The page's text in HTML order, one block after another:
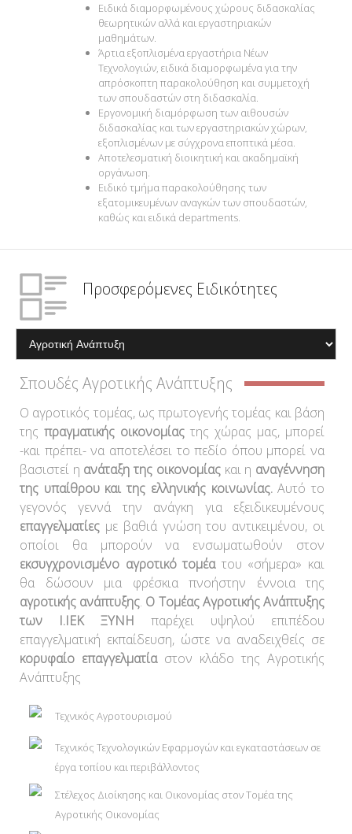
Ειδικά διαμορφωμένους χώρους διδασκαλίας
θεωρητικών αλλά και εργαστηριακών
μαθημάτων.
Άρτια εξοπλισμένα εργαστήρια Νέων
Τεχνολογιών, ειδικά διαμορφωμένα για την
απρόσκοπτη παρακολούθηση και συμμετοχή
των σπουδαστών στη διδασκαλία.
Εργονομική διαμόρφωση των αιθουσών
διδασκαλίας και των εργαστηριακών χώρων,
εξοπλισμένων με σύγχρονα εποπτικά μέσα.
Αποτελεσματική διοικητική και ακαδημαϊκή
οργάνωση.
Ειδικό τμήμα παρακολούθησης των
εξατομικευμένων αναγκών των σπουδαστών,
καθώς και ειδικά departments.
Προσφερόμενες Ειδικότητες
Σπουδές Αγροτικής Ανάπτυξης
Ο αγροτικός τομέας, ως πρωτογενής τομέας και βάση
της πραγματικής οικονομίας της χώρας μας, μπορεί
-και πρέπει- να αποτελέσει το πεδίο όπου μπορεί να
βασιστεί η ανάταξη της οικονομίαςκαι η αναγέννηση
της υπαίθρου και της ελληνικής κοινωνίας.Αυτό το
γεγονός γεννά την ανάγκη για εξειδικευμένους
επαγγελματίες με βαθιά γνώση του αντικειμένου, οι
οποίοι θα μπορούν να ενσωματωθούν στον
εκσυγχρονισμένο αγροτικό τομέατου «σήμερα» και
θα δώσουν μια φρέσκια πνοήστην έννοια της
αγροτικής ανάπτυξης. Ο Τομέας Αγροτικής Ανάπτυξης
των Ι.ΙΕΚ ΞΥΝΗ παρέχει υψηλού επιπέδου
επαγγελματική εκπαίδευση, ώστε να αναδειχθείς σε
κορυφαίο επαγγελματίαστον κλάδο της Αγροτικής
Ανάπτυξης
Τεχνικός Αγροτουρισμού
Τεχνικός Τεχνολογικών Εφαρμογών και εγκαταστάσεων σε
έργα τοπίου και περιβάλλοντος
Στέλεχος Διοίκησης και Οικονομίας στον Τομέα της
Αγροτικής Οικονομίας